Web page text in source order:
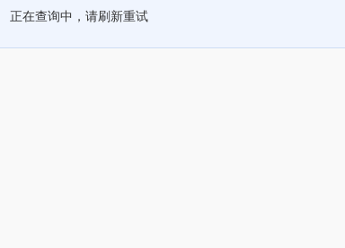
正在查询中，请刷新重试